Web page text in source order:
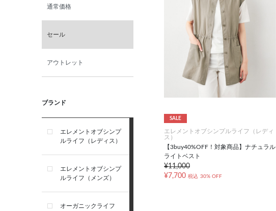
通常価格
セール
アウトレット
ブランド
エレメントオブシンプ
ルライフ（レディス）
エレメントオブシンプ
ルライフ（メンズ）
オーガニックライフ
SALE
エレメントオブシンプルライフ（レディ
ス）
【3buy40%OFF！対象商品】ナチュラル
ライトベスト
¥11,000
¥7,700 税込 30% OFF